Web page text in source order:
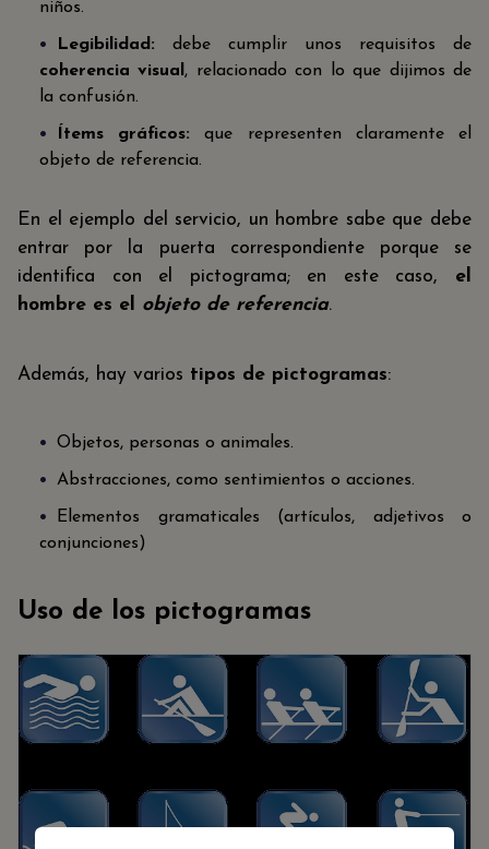
niños.
Legibilidad: debe cumplir unos requisitos de
coherencia visual , relacionado con lo que dijimos de
la confusión.
Ítems gráficos: que representen claramente el
objeto de referencia.
En el ejemplo del servicio, un hombre sabe que debe
entrar por la puerta correspondiente porque se
identifica con el pictograma; en este caso, el
hombre es el
objeto de referencia.
Además, hay varios tipos de pictogramas:
Objetos, personas o animales.
Abstracciones, como sentimientos o acciones.
Elementos gramaticales (artículos, adjetivos o
conjunciones)
Uso de los pictogramas